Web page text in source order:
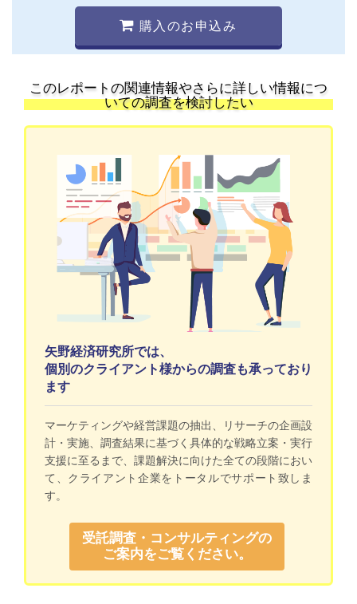
購入のお申込み
このレポートの関連情報やさらに詳しい情報につ
いての調査を検討したい
矢野経済研究所では、
個別のクライアント様からの調査も承っており
ます
マーケティングや経営課題の抽出、リサーチの企画設
計・実施、調査結果に基づく具体的な戦略立案・実行
支援に至るまで、課題解決に向けた全ての段階におい
て、クライアント企業をトータルでサポート致しま
す。
受託調査・コンサルティングの
ご案内をご覧ください。